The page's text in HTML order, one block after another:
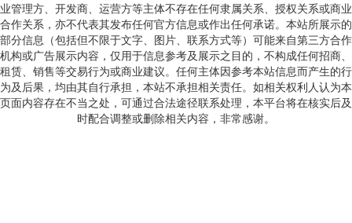
业管理方、开发商、运营方等主体不存在任何隶属关系、授权关系或商业
合作关系，亦不代表其发布任何官方信息或作出任何承诺。本站所展示的
部分信息（包括但不限于文字、图片、联系方式等）可能来自第三方合作
机构或广告展示内容，仅用于信息参考及展示之目的，不构成任何招商、
租赁、销售等交易行为或商业建议。任何主体因参考本站信息而产生的行
为及后果，均由其自行承担，本站不承担相关责任。如相关权利人认为本
页面内容存在不当之处，可通过合法途径联系处理，本平台将在核实后及
时配合调整或删除相关内容，非常感谢。